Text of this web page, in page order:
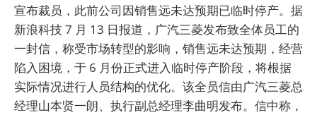
宣布裁员，此前公司因销售远未达预期已临时停产。据
新浪科技 7 月 13 日报道，广汽三菱发布致全体员工的
一封信，称受市场转型的影响，销售远未达预期，经营
陷入困境，于 6 月份正式进入临时停产阶段，将根据
实际情况进行人员结构的优化。该全员信由广汽三菱总
经理山本贤一朗、执行副总经理李曲明发布。信中称，